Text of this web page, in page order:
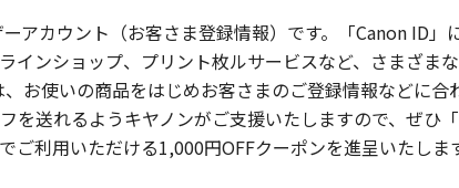
アカウント（お客さま登録情報）です。「Canon ID」
インショップ、プリント枚ルサービスなど、さまざま
お使いの商品をはじめお客さまのご登録情報などに合
送れるようキヤノンがご支援いたしますので、ぜひ
利用いただける1,000円OFFクーポンを進呈いたしま